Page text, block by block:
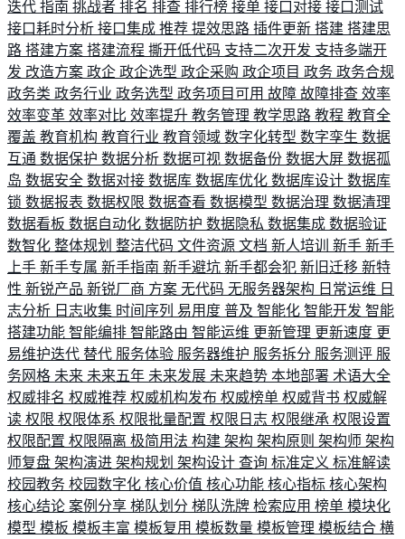
迭代 指南 挑战者 排名 排查 排行榜 接单 接口对接 接口测试
接口耗时分析 接口集成 推荐 提效思路 插件更新 搭建 搭建思
路 搭建方案 搭建流程 撕开低代码 支持二次开发 支持多端开
发 改造方案 政企 政企选型 政企采购 政企项目 政务 政务合规
政务类 政务行业 政务选型 政务项目可用 故障 故障排查 效率
效率变革 效率对比 效率提升 教务管理 教学思路 教程 教育全
覆盖 教育机构 教育行业 教育领域 数字化转型 数字孪生 数据
互通 数据保护 数据分析 数据可视 数据备份 数据大屏 数据孤
岛 数据安全 数据对接 数据库 数据库优化 数据库设计 数据库
锁 数据报表 数据权限 数据查看 数据模型 数据治理 数据清理
数据看板 数据自动化 数据防护 数据隐私 数据集成 数据验证
数智化 整体规划 整洁代码 文件资源 文档 新人培训 新手 新手
上手 新手专属 新手指南 新手避坑 新手都会犯 新旧迁移 新特
性 新锐产品 新锐厂商 方案 无代码 无服务器架构 日常运维 日
志分析 日志收集 时间序列 易用度 普及 智能化 智能开发 智能
搭建功能 智能编排 智能路由 智能运维 更新管理 更新速度 更
易维护迭代 替代 服务体验 服务器维护 服务拆分 服务测评 服
务网格 未来 未来五年 未来发展 未来趋势 本地部署 术语大全
权威排名 权威推荐 权威机构发布 权威榜单 权威背书 权威解
读 权限 权限体系 权限批量配置 权限日志 权限继承 权限设置
权限配置 权限隔离 极简用法 构建 架构 架构原则 架构师 架构
师复盘 架构演进 架构规划 架构设计 查询 标准定义 标准解读
校园教务 校园数字化 核心价值 核心功能 核心指标 核心架构
核心结论 案例分享 梯队划分 梯队洗牌 检索应用 榜单 模块化
模型 模板 模板丰富 模板复用 模板数量 模板管理 模板结合 横